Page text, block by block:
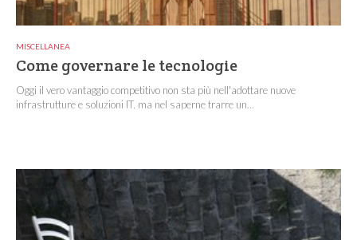
MISCELLANEA
Come governare le tecnologie
Oggi il vero vantaggio competitivo non sta più nell'adottare nuove
infrastrutture e soluzioni IT, ma nel saperne trarre un...